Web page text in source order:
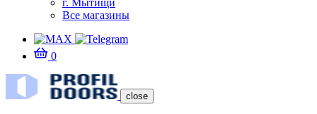
г. Мытищи
Все магазины
0
close